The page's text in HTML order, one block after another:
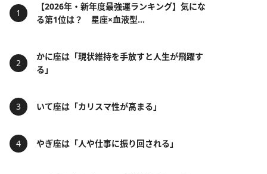
【2026年・新年度最強運ランキング】気にな
る第1位は？ 星座×血液型...
かに座は「現状維持を手放すと人生が飛躍す
る」
いて座は「カリスマ性が高まる」
やぎ座は「人や仕事に振り回される」